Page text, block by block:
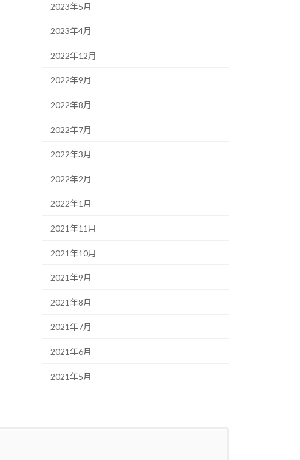
2023年5月
2023年4月
2022年12月
2022年9月
2022年8月
2022年7月
2022年3月
2022年2月
2022年1月
2021年11月
2021年10月
2021年9月
2021年8月
2021年7月
2021年6月
2021年5月